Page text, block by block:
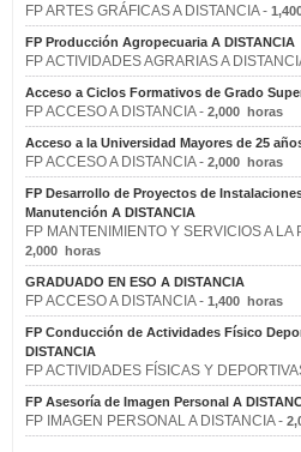
FP ARTES GRÁFICAS A DISTANCIA -
FP Producción Agropecuaria A DISTANCIA
FP ACTIVIDADES AGRARIAS A
Acceso a Ciclos Formativos de Grado
FP ACCESO A DISTANCIA - 2,000 horas
Acceso a la Universidad Mayores de 25
FP ACCESO A DISTANCIA - 2,000 horas
FP Desarrollo de Proyectos de
Manutención A DISTANCIA
FP MANTENIMIENTO Y SERVICIOS A LA
2,000 horas
GRADUADO EN ESO A DISTANCIA
FP ACCESO A DISTANCIA - 1,400 horas
FP Conducción de Actividades Físico
DISTANCIA
FP ACTIVIDADES FÍSICAS Y
FP Asesoría de Imagen Personal A
FP IMAGEN PERSONAL A DISTANCIA -